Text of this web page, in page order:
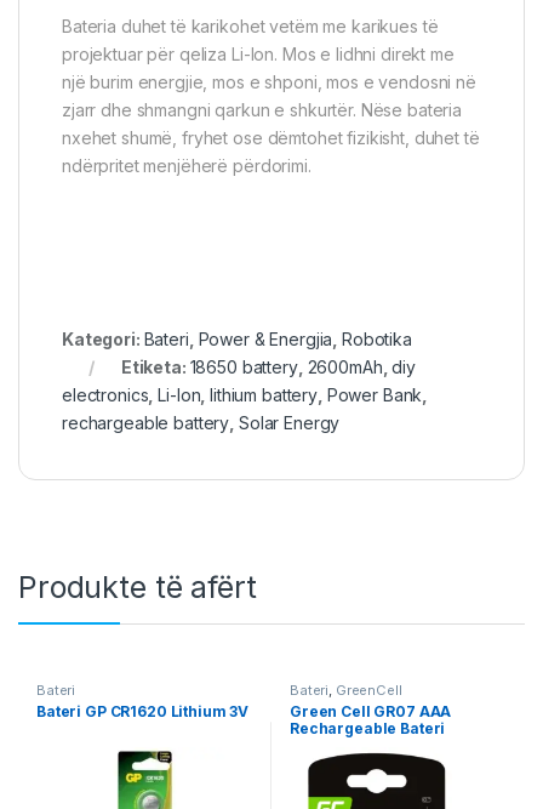
Bateria duhet të karikohet vetëm me karikues të
projektuar për qeliza Li-Ion. Mos e lidhni direkt me
një burim energjie, mos e shponi, mos e vendosni në
zjarr dhe shmangni qarkun e shkurtër. Nëse bateria
nxehet shumë, fryhet ose dëmtohet fizikisht, duhet të
ndërpritet menjëherë përdorimi.
Kategori: Bateri Power & Energjia ,Robotika
Etiketa: 18650 battery, 2600mAh ,diy
electronics ,Li-Ion ,lithium battery Power Bank
rechargeable battery Solar Energy
Produkte të afërt
Bateri
Bateri GP CR1620 Lithium 3V
Bateri GreenCell
Green Cell GR07 AAA
Rechargeable Bateri